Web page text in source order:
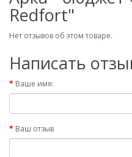
Redfort"
Нет отзывов об этом товаре.
Написать
Ваше имя:
Ваш отзыв